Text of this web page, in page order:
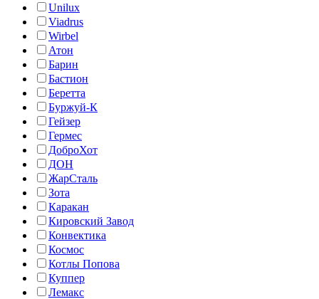
Unilux
Viadrus
Wirbel
Атон
Барин
Бастион
Беретта
Буржуй-К
Гейзер
Гермес
ДоброХот
ДОН
ЖарСталь
Зота
Каракан
Кировский Завод
Конвектика
Космос
Котлы Попова
Куппер
Лемакс